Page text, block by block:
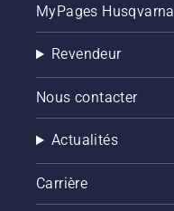
MyPages Husqvarna
Revendeur
Nous contacter
Actualités
Carrière